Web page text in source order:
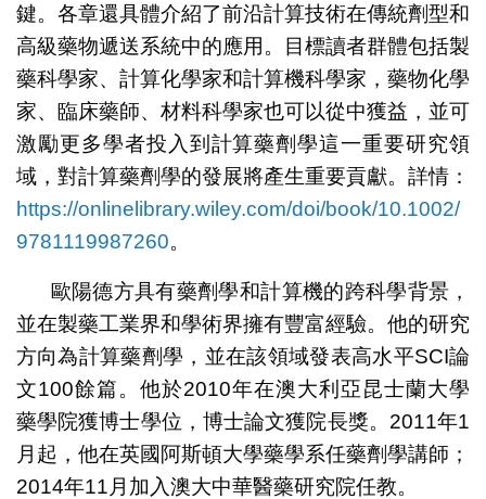
鍵。各章還具體介紹了前沿計算技術在傳統劑型和
高級藥物遞送系統中的應用。目標讀者群體包括製
藥科學家、計算化學家和計算機科學家，藥物化學
家、臨床藥師、材料科學家也可以從中獲益，並可
激勵更多學者投入到計算藥劑學這一重要研究領
域，對計算藥劑學的發展將產生重要貢獻。詳情：
https://onlinelibrary.wiley.com/doi/book/10.1002/
9781119987260。
歐陽德方具有藥劑學和計算機的跨科學背景，
並在製藥工業界和學術界擁有豐富經驗。他的研究
方向為計算藥劑學，並在該領域發表高水平SCI論
文100餘篇。他於2010年在澳大利亞昆士蘭大學
藥學院獲博士學位，博士論文獲院長獎。2011年1
月起，他在英國阿斯頓大學藥學系任藥劑學講師；
2014年11月加入澳大中華醫藥研究院任教。